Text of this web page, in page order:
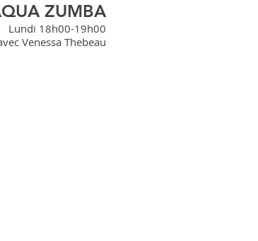
ZUMBA
Lundi 18h00-19h00
Venessa Thebeau